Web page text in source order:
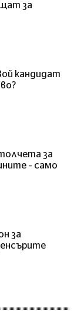
за
кандидат
за
– само
за